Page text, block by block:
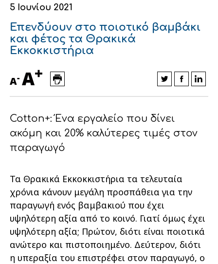
Οικονομικά στοιχεία
Εταιρική δομή
Καινοτομία
Εκδηλώσεις
Πως θα μας βρείτε
ΑΚΟΛΟΥΘΗΣΤΕ ΜΑΣ
Εξαγωγές
Συνέδρια
Πως θα μας βρείτε
ΑΚΟΛΟΥΘΗΣΤΕ ΜΑΣ
Ευφυής γεωργία
Συμβουλευτική στο χωράφι
Εκκόκκιση για λογαριασμό του
παραγωγού
Ιατρικές υπηρεσίες
Πως θα μας βρείτε
ΑΚΟΛΟΥΘΗΣΤΕ ΜΑΣ
Αλυσίδα βάμβακος
Πως θα μας βρείτε
ΑΚΟΛΟΥΘΗΣΤΕ ΜΑΣ
Κλωστοϋφαντουργία - Ένδυση
Εταιρικά νέα
Πως θα μας βρείτε
ΑΚΟΛΟΥΘΗΣΤΕ ΜΑΣ
Πως θα μας βρείτε
ΑΚΟΛΟΥΘΗΣΤΕ ΜΑΣ
5 Ιουνίου 2021
Επενδύουν στο ποιοτικό βαμβάκι
και φέτος τα Θρακικά
Εκκοκκιστήρια
A- A+
Cotton+: Ένα εργαλείο που δίνει
ακόμη και 20% καλύτερες τιμές στον
παραγωγό
Τα Θρακικά Εκκοκκιστήρια τα τελευταία
χρόνια κάνουν μεγάλη προσπάθεια για την
παραγωγή ενός βαμβακιού που έχει
υψηλότερη αξία από το κοινό. Γιατί όμως έχει
υψηλότερη αξία; Πρώτον, διότι είναι ποιοτικά
ανώτερο και πιστοποιημένο. Δεύτερον, διότι
η υπεραξία του επιστρέφει στον παραγωγό, ο